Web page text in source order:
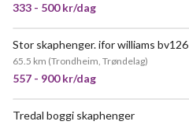
333 - 500 kr/dag
Stor skaphenger. ifor williams bv126
65.5 km (Trondheim, Trøndelag)
557 - 900 kr/dag
Tredal boggi skaphenger